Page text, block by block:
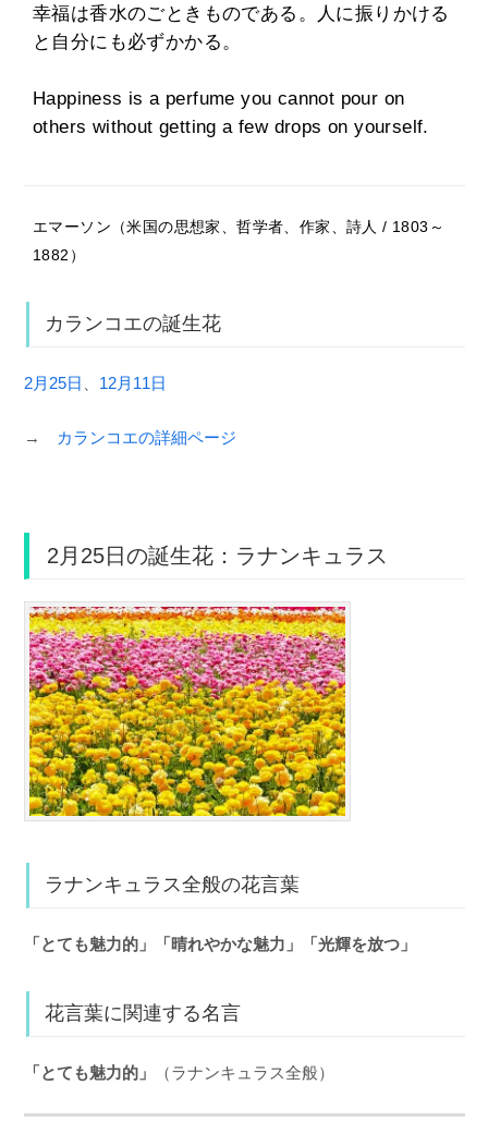
幸福は香水のごときものである。人に振りかける
と自分にも必ずかかる。
Happiness is a perfume you cannot pour on
others without getting a few drops on yourself.
エマーソン（米国の思想家、哲学者、作家、詩人 / 1803～
1882）
カランコエの誕生花
2月25日 12月11日
→ カランコエの詳細ページ
2月25日の誕生花：ラナンキュラス
ラナンキュラス全般の花言葉
「とても魅力的」「晴れやかな魅力」「光輝を放つ」
花言葉に関連する名言
「とても魅力的」 （ラナンキュラス全般）